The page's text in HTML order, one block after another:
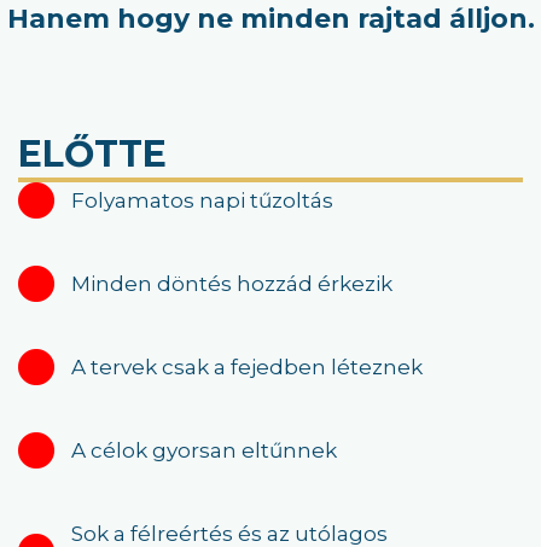
Hanem hogy ne minden rajtad álljon.
ELŐTTE
Folyamatos napi tűzoltás
Minden döntés hozzád érkezik
A tervek csak a fejedben léteznek
A célok gyorsan eltűnnek
Sok a félreértés és az utólagos